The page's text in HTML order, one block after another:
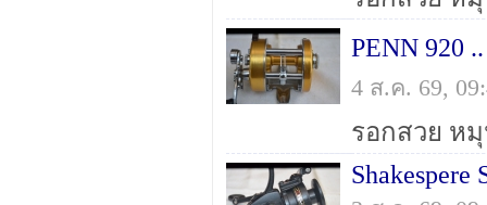
PENN 920
4 ส.ค. 69,
Shakespere